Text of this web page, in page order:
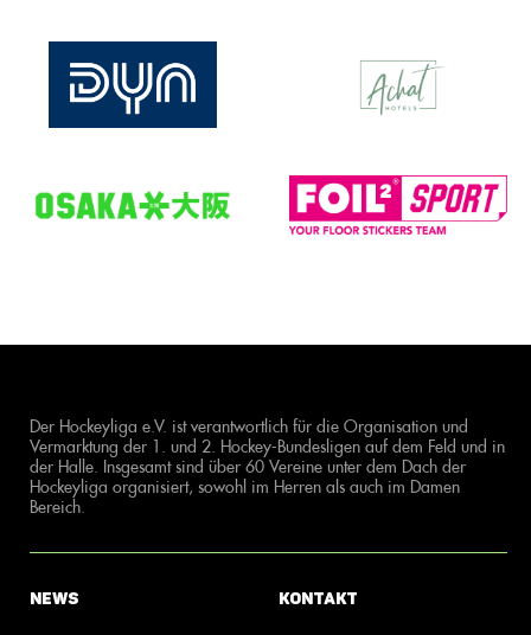
Der Hockeyliga e.V. ist verantwortlich für die Organisation und
Vermarktung der 1. und 2. Hockey-Bundesligen auf dem Feld und in
der Halle. Insgesamt sind über 60 Vereine unter dem Dach der
Hockeyliga organisiert, sowohl im Herren als auch im Damen
Bereich.
News Kontakt